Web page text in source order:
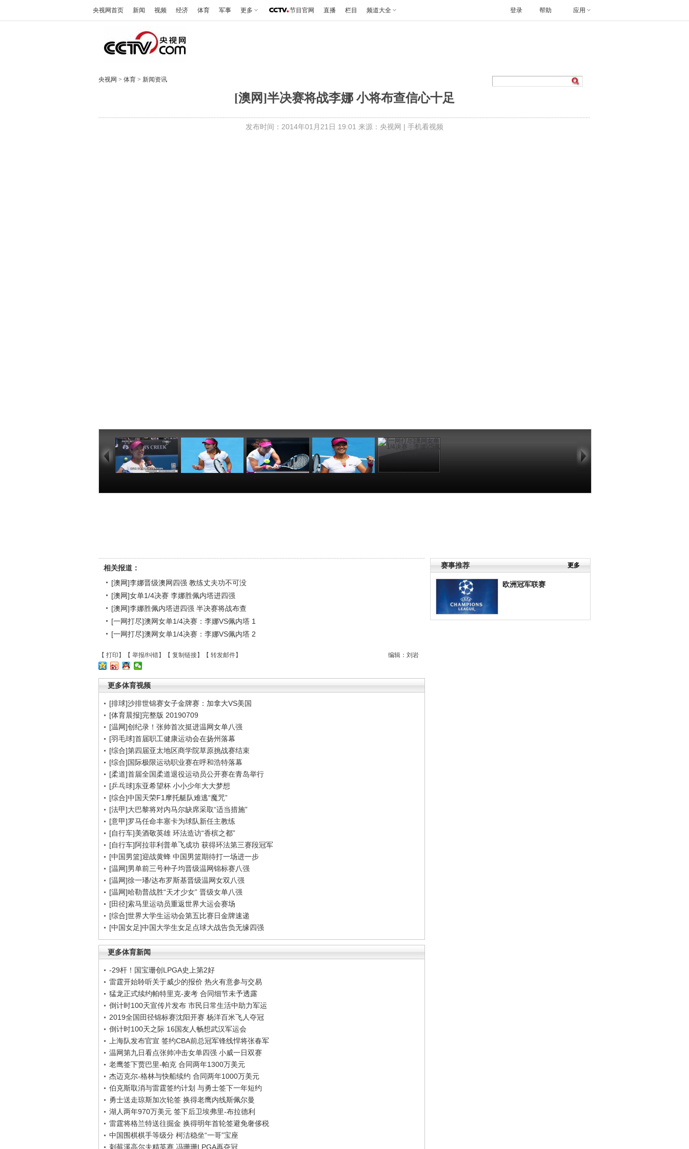
央视网首页 新闻 视频 经济 体育 军事 更多 节目官网 直播 栏目 频道大全 帮助 应用
登录
央视网 > 体育 > 新闻资讯
[澳网]半决赛将战李娜 小将布查信心十足
发布时间：2014年01月21日 19:01 来源：央视网 | 手机看视频
功不可没
进四强
将战布查
VS佩内塔 1
VS佩内塔 2
赛事推荐 更多
欧洲冠军联赛
相关报道：
[澳网]李娜晋级澳网四强 教练丈夫功不可没
[澳网]女单1/4决赛 李娜胜佩内塔进四强
[澳网]李娜胜佩内塔进四强 半决赛将战布查
[一网打尽]澳网女单1/4决赛：李娜VS佩内塔 1
[一网打尽]澳网女单1/4决赛：李娜VS佩内塔 2
编辑：刘岩
【 打印 】【 举报/纠错】【 复制链接】【 转发邮件】
更多体育视频
[排球]沙排世锦赛女子金牌赛：加拿大VS美国
[体育晨报]完整版 20190709
[温网]创纪录！张帅首次挺进温网女单八强
[羽毛球]首届职工健康运动会在扬州落幕
[综合]第四届亚太地区商学院草原挑战赛结束
[综合]国际极限运动职业赛在呼和浩特落幕
[柔道]首届全国柔道退役运动员公开赛在青岛举行
[乒乓球]东亚希望杯 小小少年大大梦想
[综合]中国天荣F1摩托艇队难逃“魔咒”
[法甲]大巴黎将对内马尔缺席采取“适当措施”
[意甲]罗马任命丰塞卡为球队新任主教练
[自行车]美酒敬英雄 环法造访“香槟之都”
[自行车]阿拉菲利普单飞成功 获得环法第三赛段冠军
[中国男篮]迎战黄蜂 中国男篮期待打一场进一步
[温网]男单前三号种子均晋级温网锦标赛八强
[温网]徐一璠/达布罗斯基晋级温网女双八强
[温网]哈勒普战胜“天才少女” 晋级女单八强
[田径]索马里运动员重返世界大运会赛场
[综合]世界大学生运动会第五比赛日金牌速递
[中国女足]中国大学生女足点球大战告负无缘四强
更多体育新闻
-29杆！国宝珊创LPGA史上第2好
雷霆开始聆听关于威少的报价 热火有意参与交易
猛龙正式续约帕特里克-麦考 合同细节未予透露
倒计时100天宣传片发布 市民日常生活中助力军运
2019全国田径锦标赛沈阳开赛 杨洋百米飞人夺冠
倒计时100天之际 16国友人畅想武汉军运会
上海队发布官宣 签约CBA前总冠军锋线悍将张春军
温网第九日看点张帅冲击女单四强 小威一日双赛
老鹰签下贾巴里-帕克 合同两年1300万美元
杰迈克尔-格林与快船续约 合同两年1000万美元
伯克斯取消与雷霆签约计划 与勇士签下一年短约
勇士送走琼斯加次轮签 换得老鹰内线斯佩尔曼
湖人两年970万美元 签下后卫埃弗里-布拉德利
雷霆将格兰特送往掘金 换得明年首轮签避免奢侈税
中国围棋棋手等级分 柯洁稳坐“一哥”宝座
刺莓溪高尔夫精英赛 冯珊珊LPGA再夺冠